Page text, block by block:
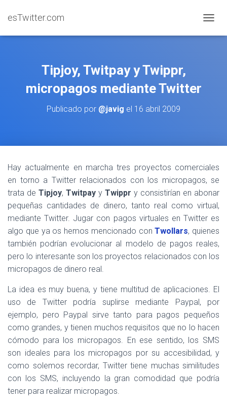
esTwitter.com
Tipjoy, Twitpay y Twippr,
micropagos mediante Twitter
Publicado por @javig el 16 abril 2009
Hay actualmente en marcha tres proyectos comerciales
en torno a Twitter relacionados con los micropagos, se
trata de Tipjoy, Twitpay y Twippr y consistirían en abonar
pequeñas cantidades de dinero, tanto real como virtual,
mediante Twitter. Jugar con pagos virtuales en Twitter es
algo que ya os hemos mencionado conTwollars, quienes
también podrían evolucionar al modelo de pagos reales,
pero lo interesante son los proyectos relacionados con los
micropagos de dinero real.
La idea es muy buena, y tiene multitud de aplicaciones. El
uso de Twitter podría suplirse mediante Paypal, por
ejemplo, pero Paypal sirve tanto para pagos pequeños
como grandes, y tienen muchos requisitos que no lo hacen
cómodo para los micropagos. En ese sentido, los SMS
son ideales para los micropagos por su accesibilidad, y
como solemos recordar, Twitter tiene muchas similitudes
con los SMS, incluyendo la gran comodidad que podría
tener para realizar micropagos.